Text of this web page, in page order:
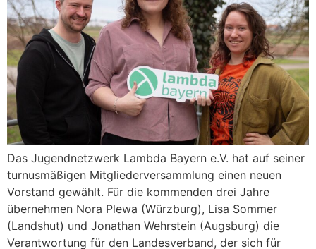
Das Jugendnetzwerk Lambda Bayern e.V. hat auf seiner
turnusmäßigen Mitgliederversammlung einen neuen
Vorstand gewählt. Für die kommenden drei Jahre
übernehmen Nora Plewa (Würzburg), Lisa Sommer
(Landshut) und Jonathan Wehrstein (Augsburg) die
Verantwortung für den Landesverband, der sich für